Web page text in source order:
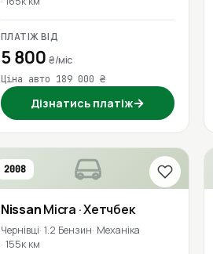
ПЛАТІЖ ВІД
5 800₴/міс
Ціна авто 189 000 ₴
Дізнатись платіж→
2008
NissanMicra · Хетчбек
Чернівці 1.2 Бензин Механіка
155к км